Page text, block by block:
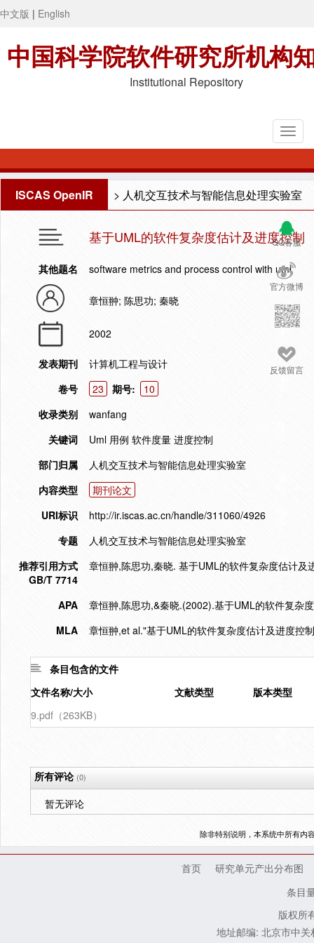
中文版 | English
中国科学院软件研究所机构
Institutional Repository
ISCAS OpenIR > 人机交互技术与智能信息处理实验室
QQ客服
官方微博
反馈留言
基于UML的软件复杂度估计及进度控制
其他题名 software metrics and process control with uml
章恒翀; 陈思功; 秦晓
2002
发表期刊
计算机工程与设计
卷号
23 期号:
10
收录类别
wanfang
关键词
Uml 用例 软件度量 进度控制
部门归属
人机交互技术与智能信息处理实验室
内容类型
期刊论文
URI标识
http://ir.iscas.ac.cn/handle/311060/4926
专题
人机交互技术与智能信息处理实验室
推荐引用方式
GB/T 7714
章恒翀,陈思功,秦晓. 基于UML的软件复杂度估计
APA
章恒翀,陈思功,&秦晓.(2002).基于UML的软件复杂
MLA
章恒翀,et al."基于UML的软件复杂度估计及进度控
条目包含的文件
文件名称/大小
文献类型
版本类型
9.pdf（263KB）
所有评论(0)
暂无评论
除非特别说明，本系统中所有内
首页
研究单元产出分布图
条目
版权所
地址邮编: 北京市中